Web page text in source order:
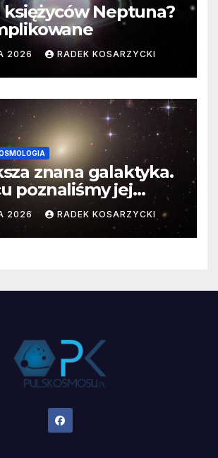
księżyców Neptuna?
2026 RADEK KOSARZYCKI
znana galaktyka.
poznaliśmy jej
wymiary
2026 RADEK KOSARZYCKI